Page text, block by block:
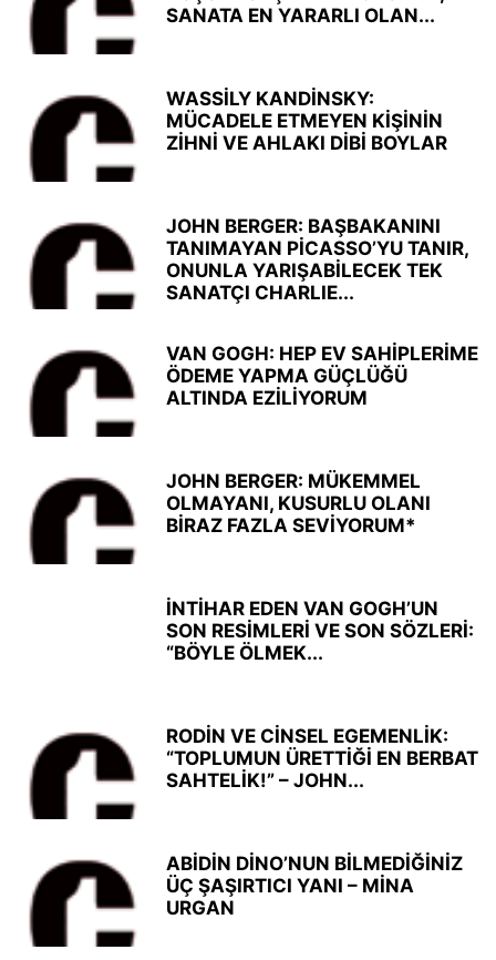
SANATA EN YARARLI OLAN...
WASSİLY KANDİNSKY:
MÜCADELE ETMEYEN KİŞİNİN
ZİHNİ VE AHLAKI DİBİ BOYLAR
JOHN BERGER: BAŞBAKANINI
TANIMAYAN PİCASSO’YU TANIR,
ONUNLA YARIŞABİLECEK TEK
SANATÇI CHARLIE...
VAN GOGH: HEP EV SAHİPLERİME
ÖDEME YAPMA GÜÇLÜĞÜ
ALTINDA EZİLİYORUM
JOHN BERGER: MÜKEMMEL
OLMAYANI, KUSURLU OLANI
BİRAZ FAZLA SEVİYORUM*
İNTİHAR EDEN VAN GOGH’UN
SON RESİMLERİ VE SON SÖZLERİ:
“BÖYLE ÖLMEK...
RODİN VE CİNSEL EGEMENLİK:
“TOPLUMUN ÜRETTİĞİ EN BERBAT
SAHTELİK!” – JOHN...
ABİDİN DİNO’NUN BİLMEDİĞİNİZ
ÜÇ ŞAŞIRTICI YANI – MİNA
URGAN